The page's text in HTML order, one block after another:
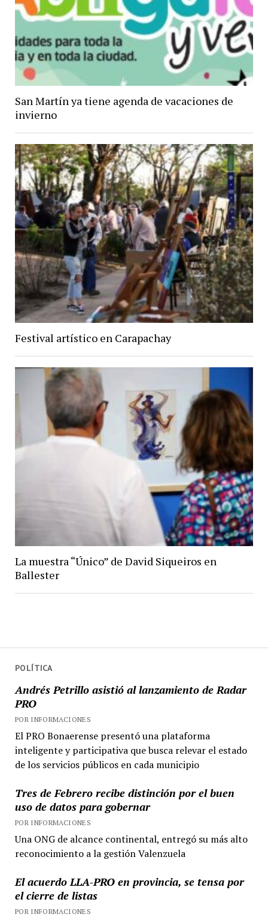
POLÍTICA
Andrés Petrillo asistió al lanzamiento de Radar
PRO
POR INFORMACIONES
El PRO Bonaerense presentó una plataforma
inteligente y participativa que busca relevar el estado
de los servicios públicos en cada municipio
Tres de Febrero recibe distinción por el buen
uso de datos para gobernar
POR INFORMACIONES
Una ONG de alcance continental, entregó su más alto
reconocimiento a la gestión Valenzuela
El acuerdo LLA-PRO en provincia, se tensa por
el cierre de listas
POR INFORMACIONES
San Martín ya tiene agenda de vacaciones de
invierno
Festival artístico en Carapachay
La muestra “Único” de David Siqueiros en
Ballester